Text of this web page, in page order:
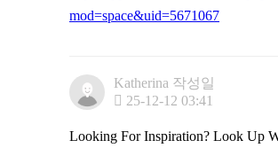
mod=space&uid=5671067
Katherina 작성일
25-12-12 03:41
Looking For Inspiration? Look Up